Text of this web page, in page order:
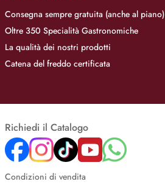
Consegna sempre gratuita (anche al piano)
Oltre 350 Specialità Gastronomiche
La qualità dei nostri prodotti
Catena del freddo certificata
Richiedi il Catalogo
Condizioni di vendita